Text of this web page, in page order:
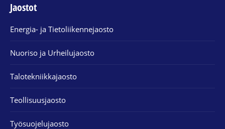
Jaostot
Energia- ja Tietoliikennejaosto
Nuoriso ja Urheilujaosto
Talotekniikkajaosto
Teollisuusjaosto
Työsuojelujaosto